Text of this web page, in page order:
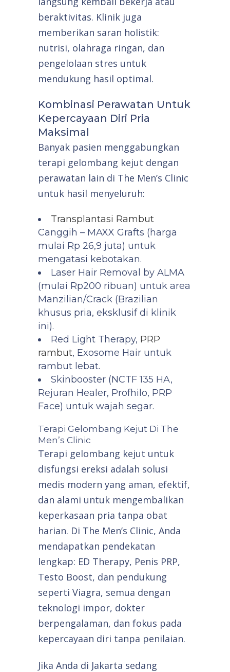
beraktivitas. Klinik juga
memberikan saran holistik:
nutrisi, olahraga ringan, dan
pengelolaan stres untuk
mendukung hasil optimal.
Kombinasi Perawatan Untuk
Kepercayaan Diri Pria
Maksimal
Banyak pasien menggabungkan
terapi gelombang kejut dengan
perawatan lain di The Men’s Clinic
untuk hasil menyeluruh:
Transplantasi Rambut
Canggih – MAXX Grafts (harga
mulai Rp 26,9 juta) untuk
mengatasi kebotakan.
Laser Hair Removal by ALMA
(mulai Rp200 ribuan) untuk area
Manzilian/Crack (Brazilian
khusus pria, eksklusif di klinik
ini).
Red Light Therapy, PRP
rambut, Exosome Hair untuk
rambut lebat.
Skinbooster (NCTF 135 HA,
Rejuran Healer, Profhilo, PRP
Face) untuk wajah segar.
Terapi Gelombang Kejut Di The
Men’s Clinic
Terapi gelombang kejut untuk
disfungsi ereksi adalah solusi
medis modern yang aman, efektif,
dan alami untuk mengembalikan
keperkasaan pria tanpa obat
harian. Di The Men’s Clinic, Anda
mendapatkan pendekatan
lengkap: ED Therapy, Penis PRP,
Testo Boost, dan pendukung
seperti Viagra, semua dengan
teknologi impor, dokter
berpengalaman, dan fokus pada
kepercayaan diri tanpa penilaian.
Jika Anda di Jakarta sedang